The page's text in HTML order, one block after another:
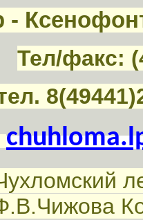
-
Тел/факс: